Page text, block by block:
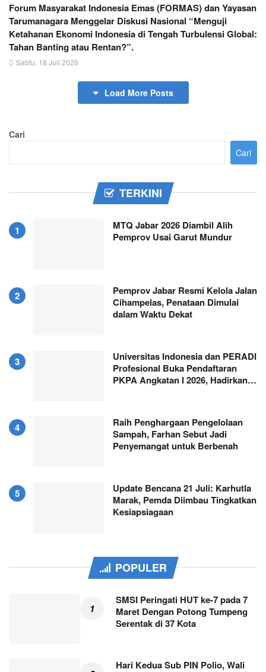
Forum Masyarakat Indonesia Emas (FORMAS) dan Yayasan
Tarumanagara Menggelar Diskusi Nasional “Menguji
Ketahanan Ekonomi Indonesia di Tengah Turbulensi Global:
Tahan Banting atau Rentan?”.
Sabtu, 18 Juli 2026
Load More Posts
Cari
Cari
TERKINI
MTQ Jabar 2026 Diambil Alih
Pemprov Usai Garut Mundur
Pemprov Jabar Resmi Kelola Jalan
Cihampelas, Penataan Dimulai
dalam Waktu Dekat
Universitas Indonesia dan PERADI
Profesional Buka Pendaftaran
PKPA Angkatan I 2026, Hadirkan…
Raih Penghargaan Pengelolaan
Sampah, Farhan Sebut Jadi
Penyemangat untuk Berbenah
Update Bencana 21 Juli: Karhutla
Marak, Pemda Diimbau Tingkatkan
Kesiapsiagaan
POPULER
SMSI Peringati HUT ke-7 pada 7
Maret Dengan Potong Tumpeng
Serentak di 37 Kota
Hari Kedua Sub PIN Polio, Wali